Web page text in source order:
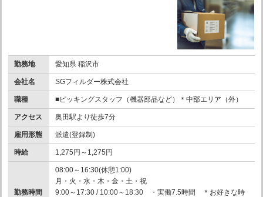
勤務地 愛知県 稲沢市
会社名 SGフィルダー株式会社
職種 ■ピッキングスタッフ（機器部品など）＊中部エリア（外）
アクセス 奥田駅より徒歩7分
雇用形態 派遣(登録制)
時給 1,275円～1,275円
勤務時間
08:00～16:30(休憩1:00)
月・火・水・木・金・土・祝
9:00～17:30 / 10:00～18:30 ・実働7.5時間 ＊お好きな時